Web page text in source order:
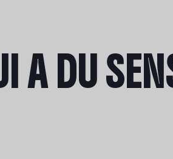
DU